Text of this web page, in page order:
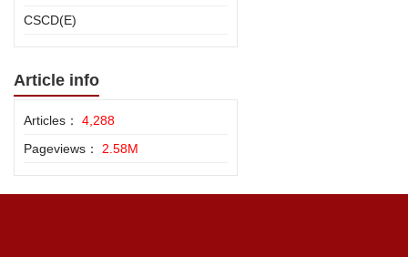
CSCD(E)
Article info
Articles： 4,288
Pageviews： 2.58M